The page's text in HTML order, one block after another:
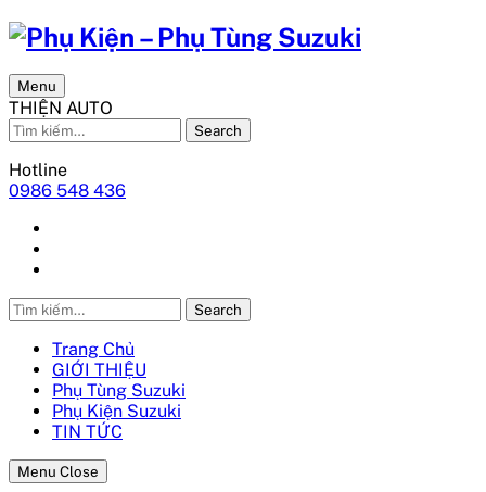
Menu
THIỆN AUTO
Search
Hotline
0986 548 436
Search
Trang Chủ
GIỚI THIỆU
Phụ Tùng Suzuki
Phụ Kiện Suzuki
TIN TỨC
Menu Close